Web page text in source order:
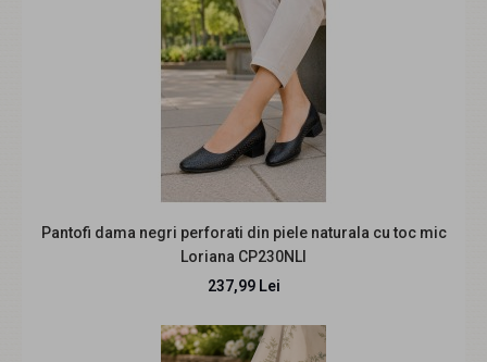
naturala Bej P9154BEJ
259,99 Lei 219,99 Lei
Pantofi dama negri perforati din piele naturala cu toc mic
Loriana CP230NLI
237,99 Lei